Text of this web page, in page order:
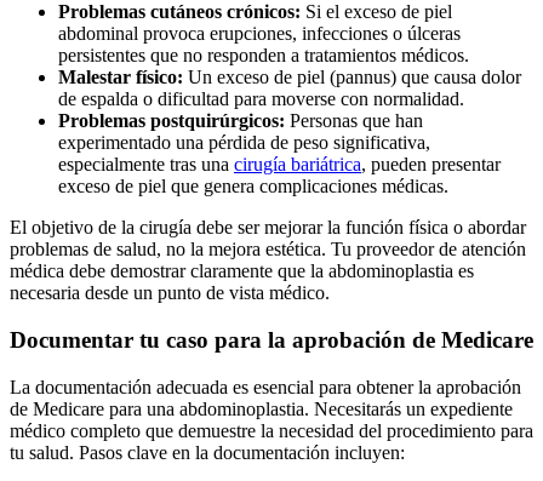
Problemas cutáneos crónicos: Si el exceso de piel
abdominal provoca erupciones, infecciones o úlceras
persistentes que no responden a tratamientos médicos.
Malestar físico: Un exceso de piel (pannus) que causa dolor
de espalda o dificultad para moverse con normalidad.
Problemas postquirúrgicos: Personas que han
experimentado una pérdida de peso significativa,
especialmente tras una cirugía bariátrica, pueden presentar
exceso de piel que genera complicaciones médicas.
El objetivo de la cirugía debe ser mejorar la función física o abordar
problemas de salud, no la mejora estética. Tu proveedor de atención
médica debe demostrar claramente que la abdominoplastia es
necesaria desde un punto de vista médico.
Documentar tu caso para la aprobación de Medicare
La documentación adecuada es esencial para obtener la aprobación
de Medicare para una abdominoplastia. Necesitarás un expediente
médico completo que demuestre la necesidad del procedimiento para
tu salud. Pasos clave en la documentación incluyen: